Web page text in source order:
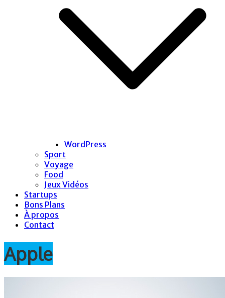
WordPress
Sport
Voyage
Food
Jeux Vidéos
Startups
Bons Plans
À propos
Contact
Apple